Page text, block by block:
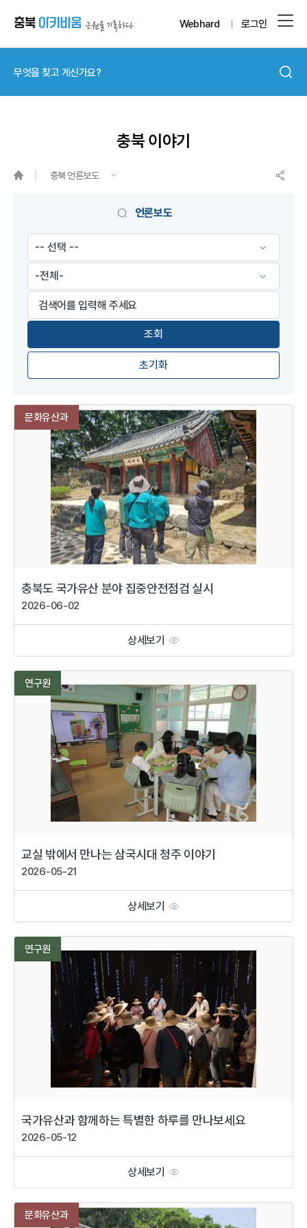
Webhard 로그인
충북 이야기
충북 언론보도
언론보도
초기화
문화유산과
충북도 국가유산 분야 집중안전점검 실시
2026-06-02
상세보기
연구원
교실 밖에서 만나는 삼국시대 청주 이야기
2026-05-21
상세보기
연구원
국가유산과 함께하는 특별한 하루를 만나보세요
2026-05-12
상세보기
문화유산과